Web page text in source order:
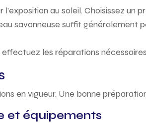
au soleil. Choisissez un
savonneuse suffit
les réparations
en vigueur. Une bonne
et équipements